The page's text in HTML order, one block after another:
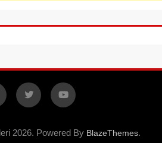
X YouTube
2026. Powered By BlazeThemes.